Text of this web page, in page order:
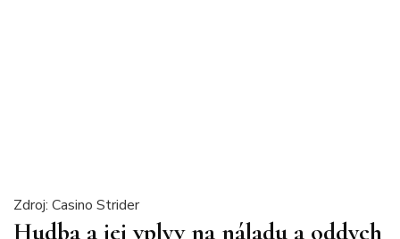
Zdroj: Casino Strider
Hudba a jej vplyv na náladu a oddych